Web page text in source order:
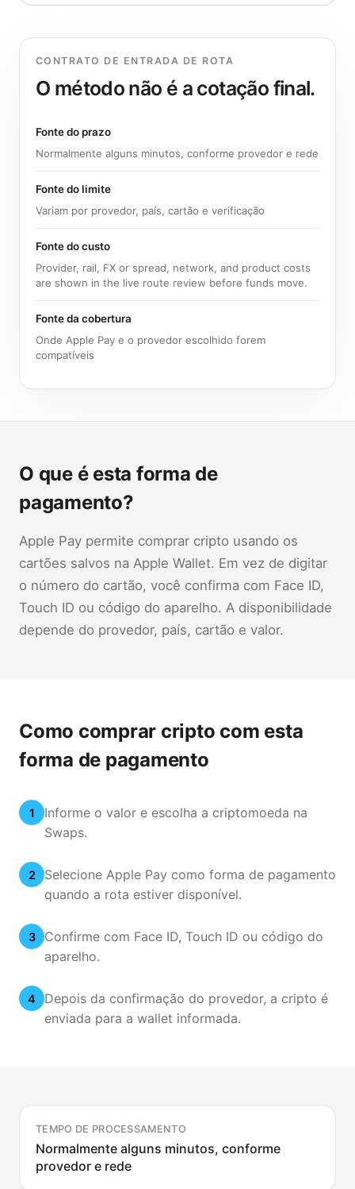
CONTRATO DE ENTRADA DE ROTA
O método não é a cotação final.
Fonte do prazo
Normalmente alguns minutos, conforme provedor e rede
Fonte do limite
Variam por provedor, país, cartão e verificação
Fonte do custo
Provider, rail, FX or spread, network, and product costs
are shown in the live route review before funds move.
Fonte da cobertura
Onde Apple Pay e o provedor escolhido forem
compatíveis
O que é esta forma de
pagamento?
Apple Pay permite comprar cripto usando os
cartões salvos na Apple Wallet. Em vez de digitar
o número do cartão, você confirma com Face ID,
Touch ID ou código do aparelho. A disponibilidade
depende do provedor, país, cartão e valor.
Como comprar cripto com esta
forma de pagamento
1
Informe o valor e escolha a criptomoeda na
Swaps.
2
Selecione Apple Pay como forma de pagamento
quando a rota estiver disponível.
3
Confirme com Face ID, Touch ID ou código do
aparelho.
4
Depois da confirmação do provedor, a cripto é
enviada para a wallet informada.
TEMPO DE PROCESSAMENTO
Normalmente alguns minutos, conforme
provedor e rede